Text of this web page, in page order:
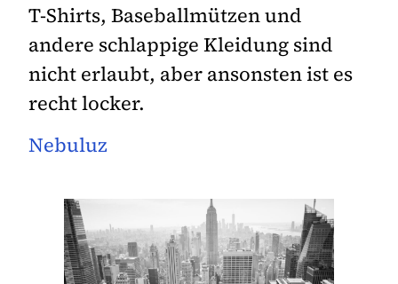
T-Shirts, Baseballmützen und
andere schlappige Kleidung sind
nicht erlaubt, aber ansonsten ist es
recht locker.
Nebuluz